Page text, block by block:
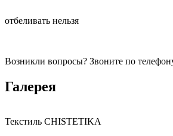
отбеливать нельзя
Возникли вопросы? Звоните по
Галерея
Текстиль CHISTETIKA